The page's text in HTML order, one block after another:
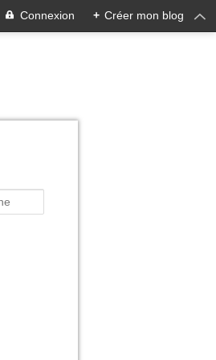
Connexion + Créer mon blog